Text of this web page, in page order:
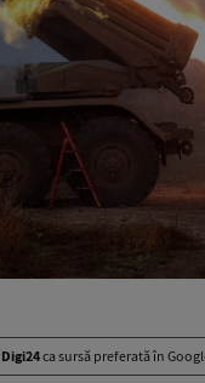
Digi24ca sursă preferată în